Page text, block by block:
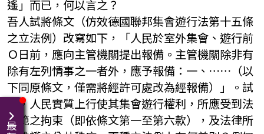
遙」而已，何以言之？
吾人試將條文（仿效德國聯邦集會遊行法第十五條
之立法例）改寫如下，「人民於室外集會、遊行前
Ｏ日前，應向主管機關提出報備。主管機關除非有
除有左列情事之一者外，應予報備：一、⋯⋯（以
下同原條文，僅需將經許可處改為經報備）」。試
問，人民實質上行使其集會遊行權利，所應受到法
規範之拘束（即依條文第一至第六款），及法律所